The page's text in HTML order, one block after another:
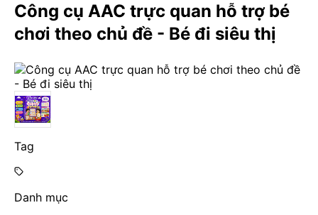
Công cụ AAC trực quan hỗ trợ bé
chơi theo chủ đề - Bé đi siêu thị
Tag
Danh mục